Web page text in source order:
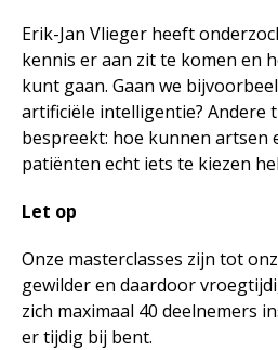
Erik-Jan Vlieger heeft
kennis er aan zit te komen en
kunt gaan. Gaan we
artificiële intelligentie? Andere
bespreekt: hoe kunnen artsen
patiënten echt iets te kiezen
Let op
Onze masterclasses zijn tot
gewilder en daardoor
zich maximaal 40 deelnemers
er tijdig bij bent.